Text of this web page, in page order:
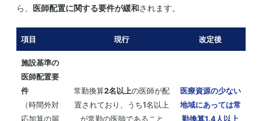
ら、 医師配置に関する要件が緩和されます。
項目 現行 改定後
施設基準の
医師配置要
件
（時間外対
応加算の届
常勤換算2名以上の医師が配
置されており、うち1名以上
が常勤の医師であること
医療資源の少ない
地域にあっては常
勤換算1.4人以上